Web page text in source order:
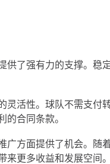
供了强有力的支撑。稳
灵活性。球队不需支付
合同条款。
广方面提供了机会。随
更多收益和发展空间。